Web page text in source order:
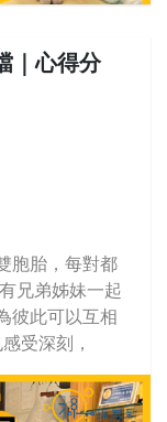
｜心得分
胞胎，每對都
兄弟姊妹一起
彼此可以互相
受深刻，